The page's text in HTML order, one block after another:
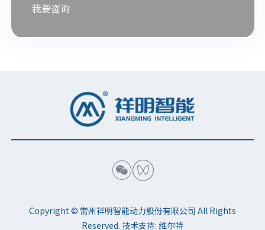
我要咨询

Copyright © 常州祥明智能动力股份有限公司 All Rights
Reserved. 技术支持: 维尔特